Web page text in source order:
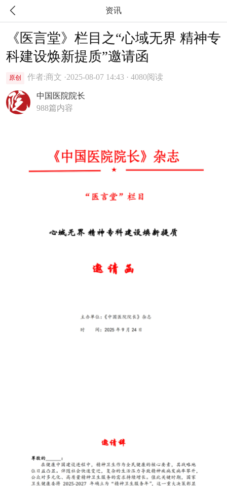
 资讯
《医言堂》栏目之“心域无界 精神专
科建设焕新提质”邀请函
原创 作者:商文 ·2025-08-07 14:43 · 4080阅读
中国医院院长
988篇内容